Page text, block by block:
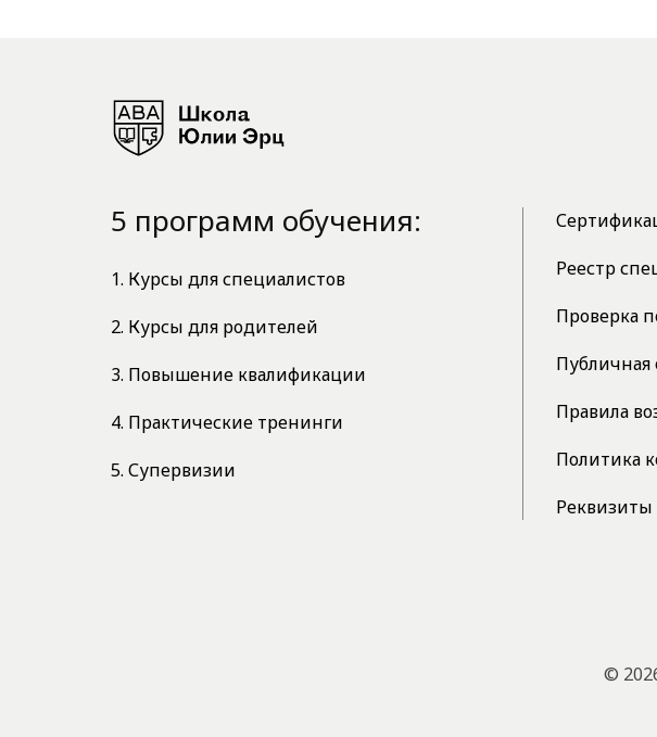
5 программ обучения:
1. Курсы для специалистов
2. Курсы для родителей
3. Повышение квалификации
4. Практические тренинги
5. Супервизии
Реестр
Проверка
Публичная
Правила
Политика
©